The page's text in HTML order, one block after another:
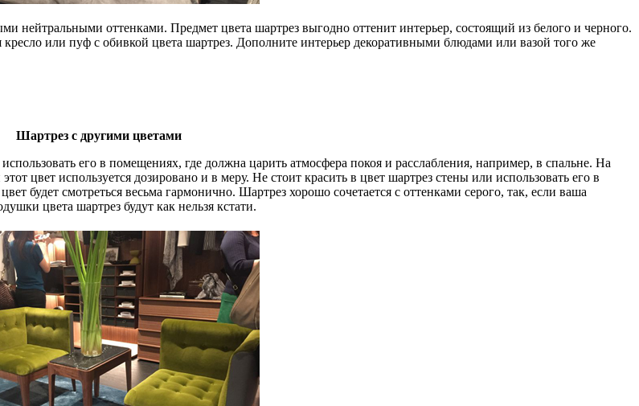
нейтральными оттенками. Предмет цвета шартрез выгодно оттенит интерьер, состоящий из белого и черного.
или пуф с обивкой цвета шартрез. Дополните интерьер декоративными блюдами или вазой того же
Шартрез с другими цветами
его в помещениях, где должна царить атмосфера покоя и расслабления, например, в спальне. На
цвет используется дозировано и в меру. Не стоит красить в цвет шартрез стены или использовать его в
будет смотреться весьма гармонично. Шартрез хорошо сочетается с оттенками серого, так, если ваша
цвета шартрез будут как нельзя кстати.